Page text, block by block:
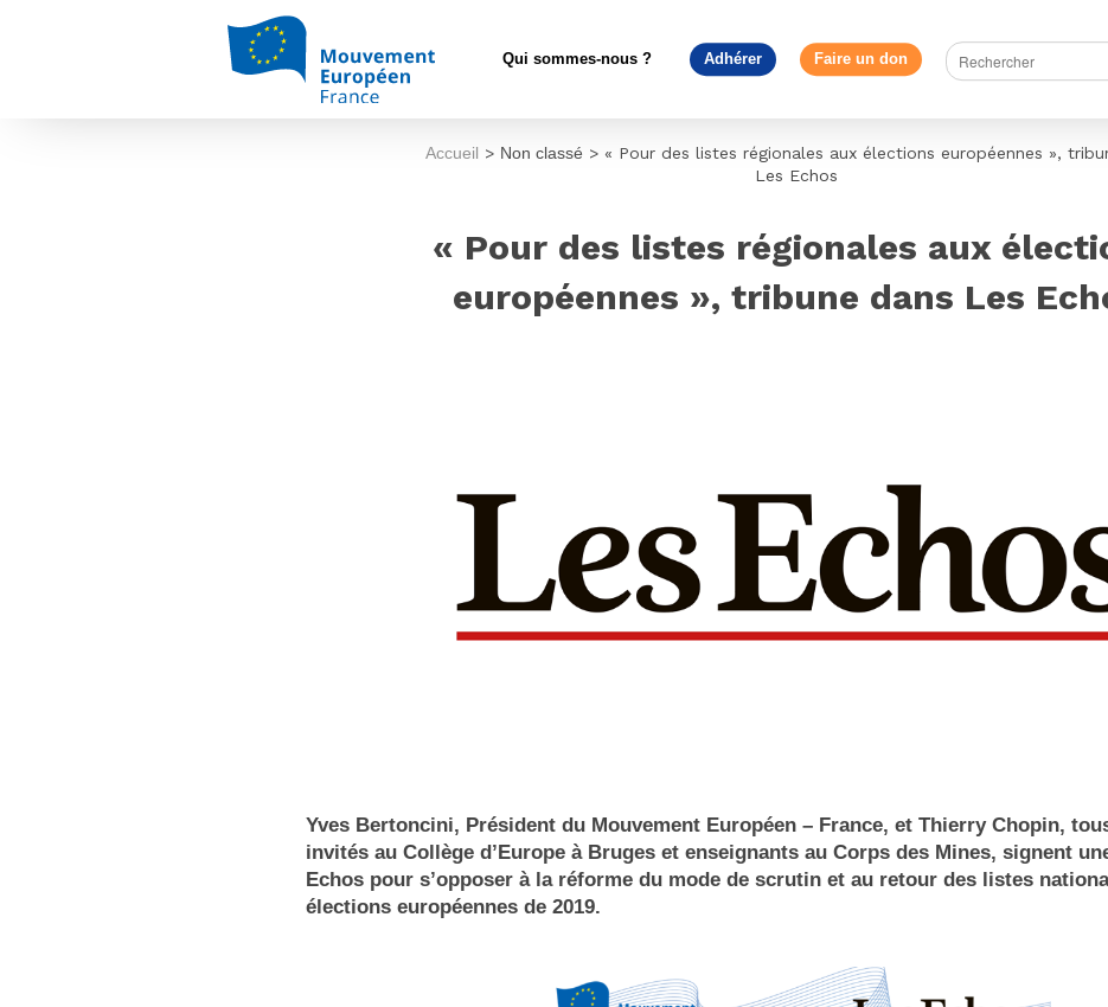
Qui sommes-nous ? Adhérer Faire un don
Accueil > Non classé > « Pour des listes régionales aux élections européennes »,
Les Echos
« Pour des listes régionales aux
européennes », tribune dans Les
Yves Bertoncini, Président du Mouvement Européen – France, et Thierry Chopin,
invités au Collège d’Europe à Bruges et enseignants au Corps des Mines, signent
Echos pour s’opposer à la réforme du mode de scrutin et au retour des listes
élections européennes de 2019.